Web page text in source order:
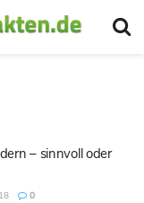
– sinnvoll oder
0